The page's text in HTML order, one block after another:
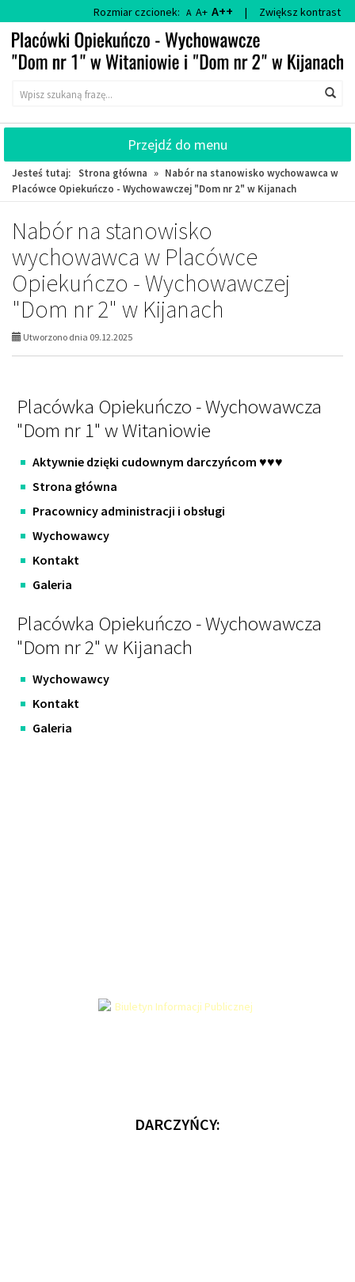
do
głównej
treści
do
wyszukiwarki
Rozmiar czcionek: A A+ A++ | Zwiększ kontrast
Wyszukiwarka
Przejdź do menu
Jesteś tutaj: Strona główna » Nabór na stanowisko wychowawca w
Placówce Opiekuńczo - Wychowawczej "Dom nr 2" w Kijanach
Nabór na stanowisko
wychowawca w Placówce
Opiekuńczo - Wychowawczej
"Dom nr 2" w Kijanach
Utworzono dnia 09.12.2025
Placówka Opiekuńczo - Wychowawcza
"Dom nr 1" w Witaniowie
Aktywnie dzięki cudownym darczyńcom ♥️♥️♥️
Strona główna
Pracownicy administracji i obsługi
Wychowawcy
Kontakt
Galeria
Placówka Opiekuńczo - Wychowawcza
"Dom nr 2" w Kijanach
Wychowawcy
Kontakt
Galeria
DARCZYŃCY: